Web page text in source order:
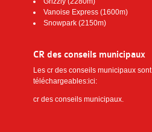
Vanoise Express (1600m)
Snowpark (2150m)
CR des conseils municipaux
Les cr des conseils municipaux sont
téléchargeables:ici:
cr des conseils municipaux.